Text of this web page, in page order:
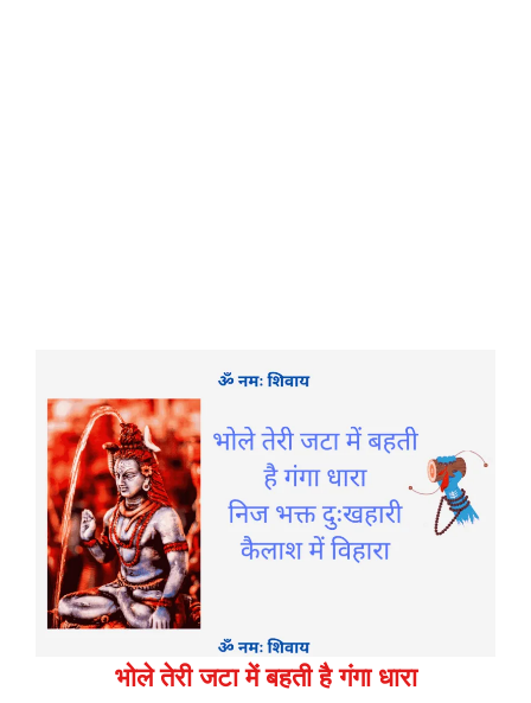
भोले तेरी जटा में बहती है गंगा धारा